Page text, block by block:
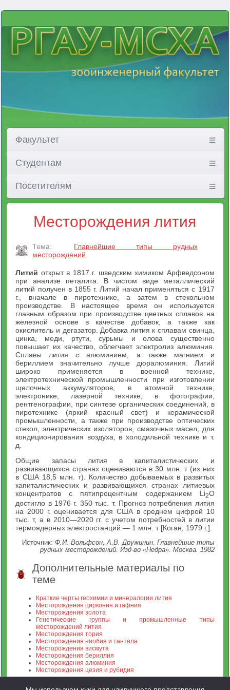
Факультет
Студентам
Посетителям
Месторождения лития
Тема:
Главнейшие типы рудных
месторождений
Литий открыт в 1817 г. шведским химиком Арфведсоном
при анализе петалита. В чистом виде металлический
литий получен в 1855 г. Литий начал применяться с 1917
г., вначале в пиротехнике, а затем в стекольном
производстве. В настоящее время он используется
главным образом при производстве цветных сплавов на
железной основе в качестве добавок, а также как
окислитель и дегазатор. Добавка лития к сплавам свинца,
цинка, меди, ртути, сурьмы и олова существенно
повышает их качество, облегчает электролиз алюминия.
Сплавы лития с алюминием, а также магнием и
бериллием значительно лучше дюралюминия. Литий
широко применяется в военной технике,
электротехнической промышленности при изготовлении
щелочных аккумуляторов, в атомной технике,
электронике, лазерной технике, в фотографии,
рентгенографии, при синтезе органических соединений, в
пиротехнике (яркий красный свет) и керамической
промышленности, а также при производстве оптических
стекол, электрических изоляторов, смазочных масел, для
кондиционирования воздуха, в холодильной технике и т.
д.
Общие запасы лития в капиталистических и
развивающихся странах оцениваются в 30 млн. т (из них
в США 18,5 млн. т). Количество добываемых в развитых
капиталистических и развивающихся странах литиевых
концентратов с пятипроцентным содержанием Li2O
достигло в 1976 г. 350 тыс. т. Прогноз потребления лития
на 2000 г. оценивается для США в среднем цифрой 10
тыс. т, а в 2010—2020 гг. с учетом потребностей в литии
термоядерных электростанций — 1 млн. т [Коган, 1979 г.].
Источник: Ф.И. Вольфсон, А.В. Дружинин. Главнейшие типы
рудных месторождений. Изд-во «Недра». Москва. 1982
Дополнительные материалы по
теме
Краткие черты геохимии и минералогии лития
Месторождения циркония и гафния
Месторождения золота
Генетические группы и промышленные типы
месторождений лития
Месторождения тория
Месторождения ниобия и тантала
Месторождения висмута
Месторождения бериллия
Месторождения алюминия
Месторождения цезия и рубидия